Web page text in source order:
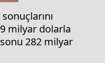
milyar dolarla
sonu 282 milyar